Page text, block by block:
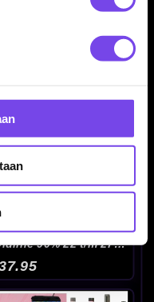
Dominator
90% 22 t/m 27